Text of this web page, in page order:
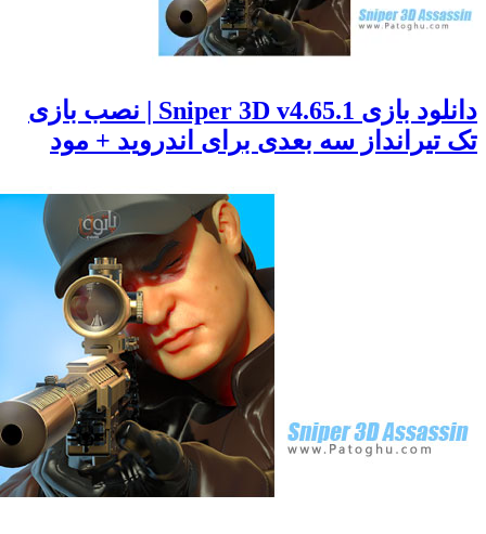
دانلود بازی Sniper 3D v4.65.1 | نصب بازی
سه بعدی برای اندروید + مود